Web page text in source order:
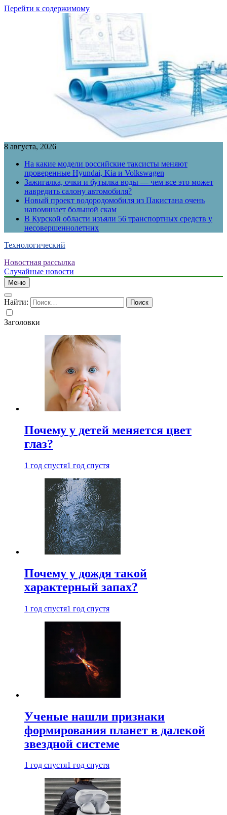
Перейти к содержимому
8 августа, 2026
На какие модели российские таксисты меняют
проверенные Hyundai, Kia и Volkswagen
Зажигалка, очки и бутылка воды — чем все это может
навредить салону автомобиля?
Новый проект водородомобиля из Пакистана очень
напоминает большой скам
В Курской области изъяли 56 транспортных средств у
несовершеннолетних
Технологический
Новостная рассылка
Случайные новости
Меню
Найти:
Заголовки
Почему у детей меняется цвет
глаз?
1 год спустя1 год спустя
Почему у дождя такой
характерный запах?
1 год спустя1 год спустя
Ученые нашли признаки
формирования планет в далекой
звездной системе
1 год спустя1 год спустя